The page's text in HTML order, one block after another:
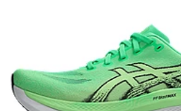
Midsole foam that provides a blend of
and a responsive ride that is lighter than
FF BLAST MAX™ cushioning
One of our most energetic midsole foams
complemented with cloud-like softness
energy return in each step.